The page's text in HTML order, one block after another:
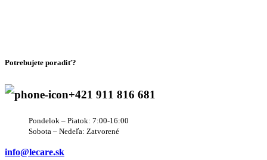
Potrebujete poradiť?
+421 911 816 681
Pondelok – Piatok: 7:00-16:00
Sobota – Nedeľa: Zatvorené
info@lecare.sk